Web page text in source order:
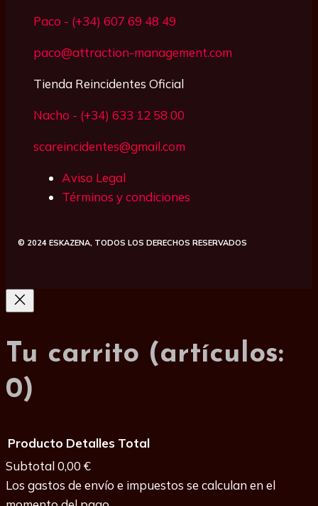
Paco - (+34) 607 69 48 49
paco@attraction-management.com
Tienda Reincidentes Oficial
Nacho - (+34) 633 12 58 00
scareincidentes@gmail.com
Aviso Legal
Términos y condiciones
© 2024ESKAZENA, TODOS LOS DERECHOS RESERVADOS
Tu carrito (artículos:
0)
Producto Detalles Total
Subtotal0,00 €
Los gastos de envío e impuestos se calculan en el